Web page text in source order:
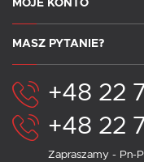
MOJE KONTO
MASZ PYTANIE?
+48 22
+48 22
Zapraszamy - Pn-